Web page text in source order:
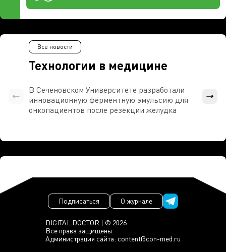
Технологии в медицине
Все новости
В Сеченовском Университете разработали
инновационную ферментную эмульсию для
онкопациентов после резекции желудка
DIGITAL DOCTOR | © 2026
Все права защищены
Администрация сайта: content@con-med.ru
Подписаться О журнале